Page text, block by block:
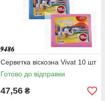
Серветка віскозна Vivat 10 шт
Готово до відправки
47,56 ₴